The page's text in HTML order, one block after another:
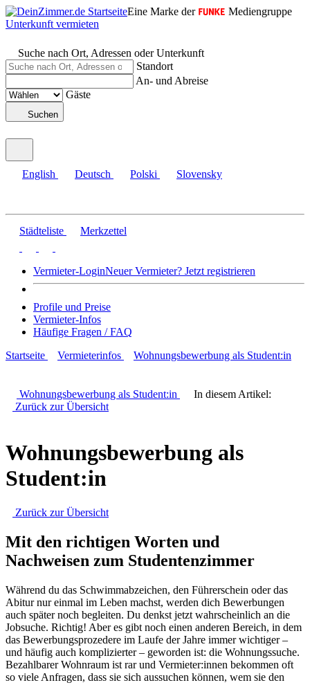
Eine Marke der
Mediengruppe
Unterkunft vermieten
Suche nach Ort, Adressen oder Unterkunft
Standort
An- und Abreise
Gäste
Suchen
English Deutsch Polski Slovensky
Städteliste Merkzettel
Vermieter-LoginNeuer Vermieter? Jetzt registrieren
Profile und Preise
Vermieter-Infos
Häufige Fragen / FAQ
Startseite
Vermieterinfos Wohnungsbewerbung als Student:in
Wohnungsbewerbung als Student:in
In diesem Artikel:
Zurück zurÜbersicht
Wohnungsbewerbung als
Student:in
Zurück zurÜbersicht
Mit den richtigen Worten und
Nachweisen zum Studentenzimmer
Während du das Schwimmabzeichen, den Führerschein oder das
Abitur nur einmal im Leben machst, werden dich Bewerbungen
auch später noch begleiten. Du denkst jetzt wahrscheinlich an die
Jobsuche. Richtig! Aber es gibt noch einen anderen Bereich, in dem
das Bewerbungsprozedere im Laufe der Jahre immer wichtiger –
und häufig auch komplizierter – geworden ist: die Wohnungssuche.
Bezahlbarer Wohnraum ist rar und Vermieter:innen bekommen oft
so viele Anfragen, dass sie sich aussuchen können, wem sie den